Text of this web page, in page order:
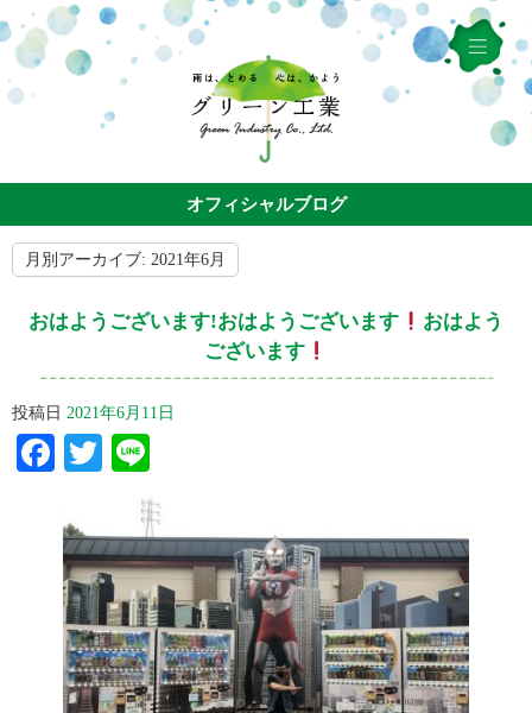
オフィシャルブログ
月別アーカイブ: 2021年6月
おはようございます!おはようございます
おはよう
ございます
投稿日 2021年6月11日
Facebook
Twitter